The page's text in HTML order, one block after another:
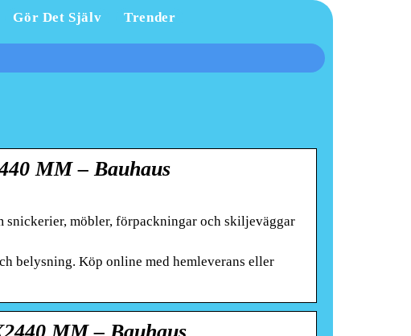
Gör Det Själv Trender
MM – Bauhaus
möbler, förpackningar och skiljeväggar
belysning. Köp online med hemleverans eller
MM – Bauhaus